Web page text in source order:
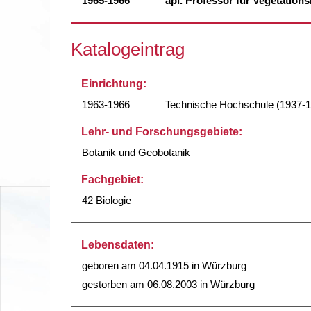
Katalogeintrag
Einrichtung:
1963-1966
Technische Hochschule (1937-
Lehr- und Forschungsgebiete:
Botanik und Geobotanik
Fachgebiet:
42 Biologie
Lebensdaten:
geboren am 04.04.1915 in Würzburg
gestorben am 06.08.2003 in Würzburg